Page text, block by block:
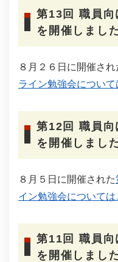
第13回 職員向
を開催しまし
８月２６日に開催され
ライン勉強会について
第12回 職員向
を開催しまし
８月５日に開催された
イン勉強会については
第11回 職員向
を開催しまし